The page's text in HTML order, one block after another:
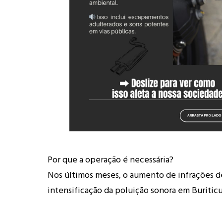
Por que a operação é necessária?
Nos últimos meses, o aumento de infrações
intensificação da poluição sonora em